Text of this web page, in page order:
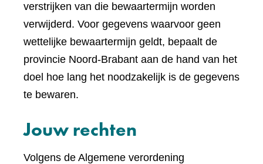
verstrijken van die bewaartermijn worden
verwijderd. Voor gegevens waarvoor geen
wettelijke bewaartermijn geldt, bepaalt de
provincie Noord-Brabant aan de hand van het
doel hoe lang het noodzakelijk is de gegevens
te bewaren.
Jouw rechten
Volgens de Algemene verordening